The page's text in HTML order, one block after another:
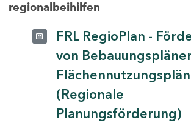
regionalbeihilfen
FRL RegioPlan -
von
(Regionale
Planungsförderung)